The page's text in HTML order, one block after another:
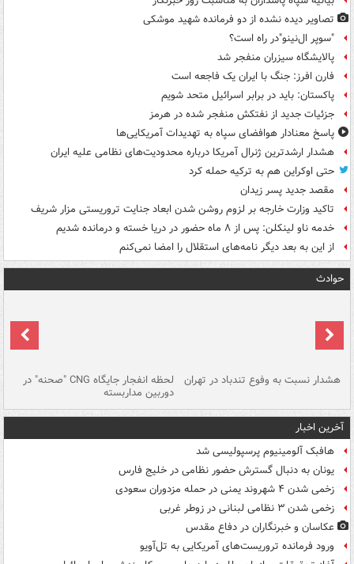
تصاویر دیده‌ نشده از دو فرمانده شهید موشکی
"سوپر ال‌نینو"در راه است؟
پالایشگاه سیزران منفجر شد
فارن افرز: جنگ با ایران یک فاجعه است
پاکستان: باید در برابر اسرائیل متحد شویم
جزئیات جدید از نفتکش منفجر شده در هرمز
پاسخ معنادار هوافضای سپاه به تهدیدات آمریکایی‌ها
هشدار ارشدترین ژنرال آمریکا درباره محدودیت‌های نظامی علیه ایران
حتی اوکراین هم به ترکیه حمله کرد
مقصد جدید پسر زیدان
تاکید وزارت خارجه بر لزوم روشن شدن ابعاد جنایت تروریستی مزار شریف
خدمه ناو لینکلن: پس از ۸ ماه حضور در دریا خسته و درمانده‌ شدیم
از این به بعد دیگر نامه‌های استقلال را امضا نمی‌کنم
حوادث
هشدار نسبت به وفوع تندباد در تهران لحظه انفجار جایگاه CNG "صحنه" در
دوربین مداربسته
آخرین اخبار
هافبک آلومینیوم پرسپولیسی شد
یونان به دنبال گسترش حضور نظامی در خلیج فارس
زخمی شدن ۴ شهروند یمنی در حمله مزدوران سعودی
زخمی شدن ۳ نظامی لبنانی در زوطر غربی
عکاسان و خبرنگاران در دفاع مقدس
ورود فرمانده تروریست‌های آمریکایی به تل‌آویو